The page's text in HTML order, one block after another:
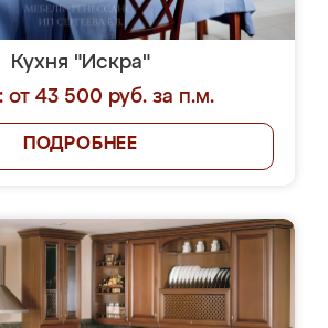
Кухня "Искра"
от 43 500 руб. за п.м.
ПОДРОБНЕЕ